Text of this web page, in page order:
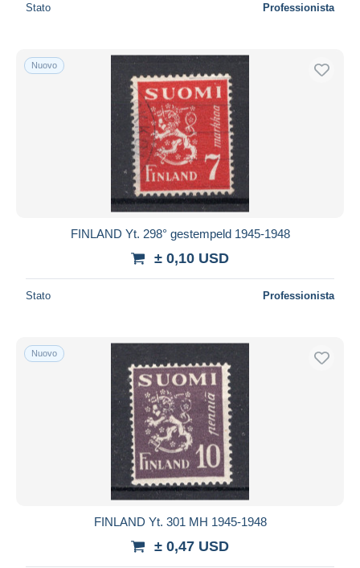
Stato Professionista
Nuovo
FINLAND Yt. 298° gestempeld 1945-1948
± 0,10 USD
Stato Professionista
Nuovo
FINLAND Yt. 301 MH 1945-1948
± 0,47 USD